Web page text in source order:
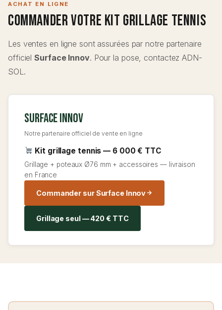
ACHAT EN LIGNE
Commander votre Kit Grillage Tennis
Les ventes en ligne sont assurées par notre partenaire
officielSurface Innov. Pour la pose, contactez ADN-
SOL.
Surface Innov
Notre partenaire officiel de vente en ligne
Kit grillage tennis — 6 000 € TTC
Grillage + poteaux Ø76 mm + accessoires — livraison
en France
Commander sur Surface Innov
Grillage seul — 420 € TTC